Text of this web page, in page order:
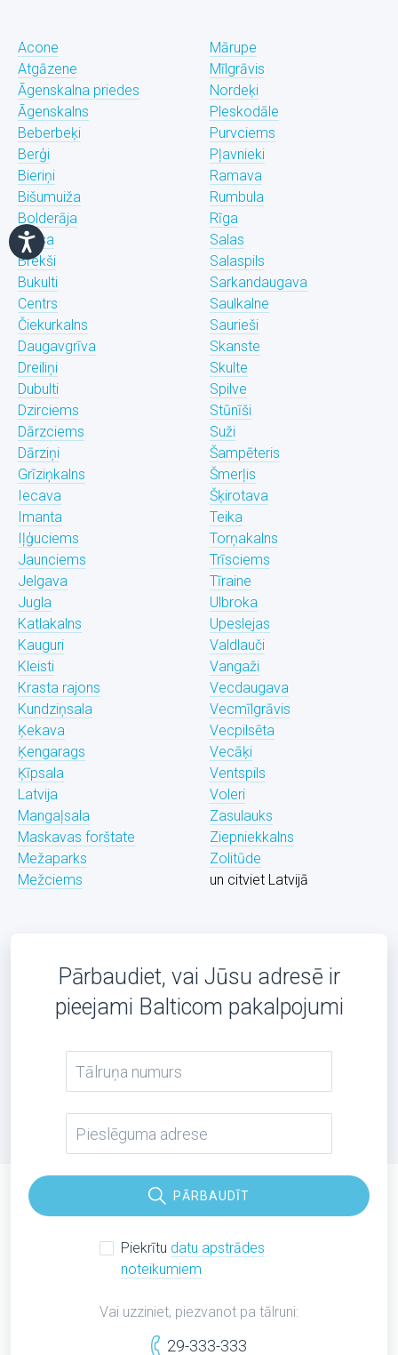
Acone
Atgāzene
Āgenskalna priedes
Āgenskalns
Beberbeķi
Berģi
Bieriņi
Bišumuiža
Bolderāja
Brasa
Brekši
Bukulti
Centrs
Čiekurkalns
Daugavgrīva
Dreiliņi
Dubulti
Dzirciems
Dārzciems
Dārziņi
Grīziņkalns
Iecava
Imanta
Iļģuciems
Jaunciems
Jelgava
Jugla
Katlakalns
Kauguri
Kleisti
Krasta rajons
Kundziņsala
Ķekava
Ķengarags
Ķīpsala
Latvija
Mangaļsala
Maskavas forštate
Mežaparks
Mežciems
Mārupe
Mīlgrāvis
Nordeķi
Pleskodāle
Purvciems
Pļavnieki
Ramava
Rumbula
Rīga
Salas
Salaspils
Sarkandaugava
Saulkalne
Saurieši
Skanste
Skulte
Spilve
Stūnīši
Suži
Šampēteris
Šmerļis
Šķirotava
Teika
Torņakalns
Trīsciems
Tīraine
Ulbroka
Upeslejas
Valdlauči
Vangaži
Vecdaugava
Vecmīlgrāvis
Vecpilsēta
Vecāķi
Ventspils
Voleri
Zasulauks
Ziepniekkalns
Zolitūde
un citviet Latvijā
Pārbaudiet, vai Jūsu adresē ir
pieejami Balticom pakalpojumi
PĀRBAUDĪT
Piekrītu datu apstrādes
noteikumiem
Vai uzziniet, piezvanot pa tālruni:
29-333-333